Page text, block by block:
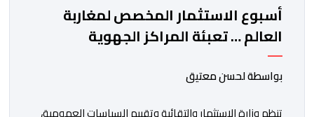
أسبوع الاستثمار المخصص لمغاربة
العالم … تعبئة المراكز الجهوية
للاستثمار لمواكبة مشاريع مغاربة
العالم
بواسطة لحسن معتيق